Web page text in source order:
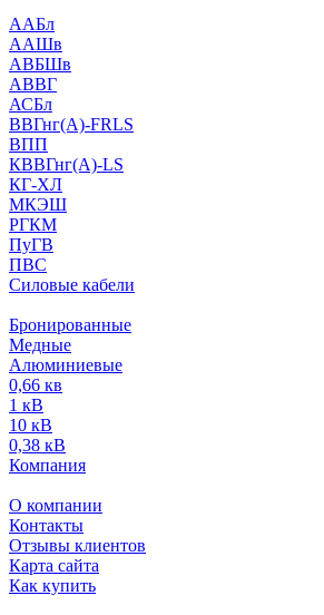
ААБл
ААШв
АВБШв
АВВГ
АСБл
ВВГнг(А)-FRLS
ВПП
КВВГнг(А)-LS
КГ-ХЛ
МКЭШ
РГКМ
ПуГВ
ПВС
Силовые кабели
Бронированные
Медные
Алюминиевые
0,66 кв
1 кВ
10 кВ
0,38 кВ
Компания
О компании
Контакты
Отзывы клиентов
Карта сайта
Как купить